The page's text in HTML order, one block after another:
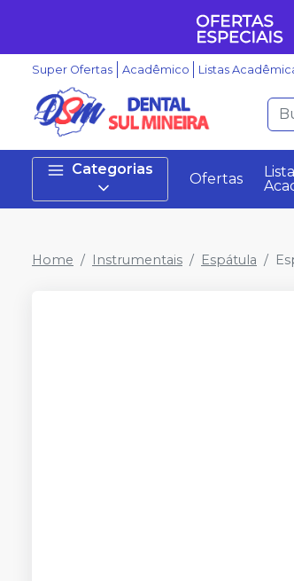
Super Ofertas Acadêmico Listas
Categorias
Ofertas
Home Instrumentais Espátula